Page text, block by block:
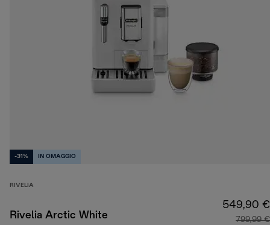
-31% IN OMAGGIO
RIVELIA
Rivelia Arctic White
549,90 €
799,99 €